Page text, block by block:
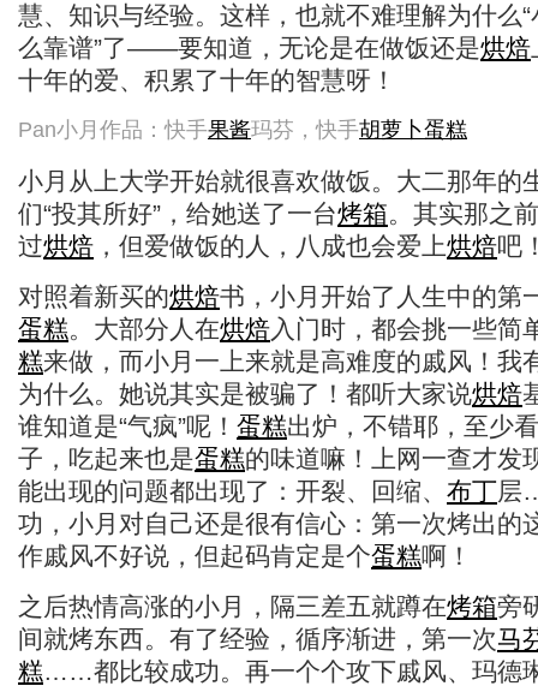
慧、知识与经验。这样，也就不难理解为什么
么靠谱”了——要知道，无论是在做饭还是烘焙
十年的爱、积累了十年的智慧呀！
Pan小月作品：快手果酱玛芬，快手胡萝卜蛋糕
小月从上大学开始就很喜欢做饭。大二那年的
们“投其所好”，给她送了一台烤箱。其实那之
过烘焙 ，但爱做饭的人，八成也会爱上烘焙吧
对照着新买的烘焙书，小月开始了人生中的第
蛋糕。大部分人在烘焙入门时，都会挑一些简
糕来做，而小月一上来就是高难度的戚风！我
为什么。她说其实是被骗了！都听大家说烘焙
谁知道是“气疯”呢！ 蛋糕出炉，不错耶，至少
子，吃起来也是蛋糕的味道嘛！上网一查才发
能出现的问题都出现了：开裂、回缩、 布丁层
功，小月对自己还是很有信心：第一次烤出的
作戚风不好说，但起码肯定是个蛋糕啊！
之后热情高涨的小月，隔三差五就蹲在烤箱旁
间就烤东西。有了经验，循序渐进，第一次马
糕……都比较成功。再一个个攻下戚风、玛德